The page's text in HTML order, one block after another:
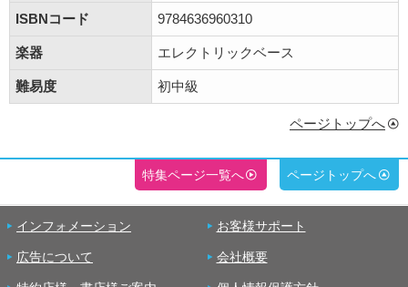
ISBNコード 9784636960310
楽器 エレクトリックベース
難易度 初中級
ページトップへ
特集ページ一覧へ ページトップへ
インフォメーション お客様サポート
広告について 会社概要